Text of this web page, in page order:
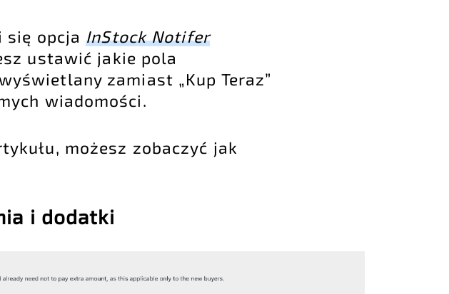
się opcjaInStock Notifer
ustawić jakie pola
zamiast „Kup Teraz”
wiadomości.
możesz zobaczyć jak
i dodatki